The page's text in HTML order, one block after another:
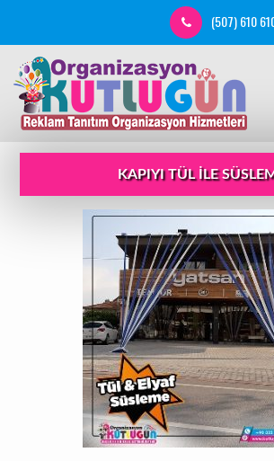
(507) 610
KAPIYI TÜL ILE